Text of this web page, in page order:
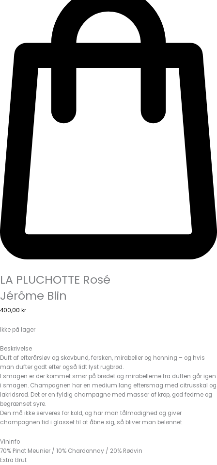
LA PLUCHOTTE Rosé
Jérôme Blin
400,00 kr.
Ikke på lager
Beskrivelse
Duft af efterårsløv og skovbund, fersken, mirabeller og honning – og hvis
man dufter godt efter også lidt lyst rugbrød.
I smagen er der kommet smør på brødet og mirabellerne fra duften går igen
i smagen. Champagnen har en medium lang eftersmag med citrusskal og
lakridsrod. Det er en fyldig champagne med masser af krop, god fedme og
begrænset syre.
Den må ikke serveres for kold, og har man tålmodighed og giver
champagnen tid i glasset til at åbne sig, så bliver man belønnet.
Vininfo
70% Pinot Meunier / 10% Chardonnay / 20% Rødvin
Extra Brut